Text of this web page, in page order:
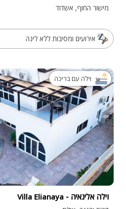
מישור החוף, אשדוד
אירועים ומסיבות ללא לינה
וילה עם בריכה
וילה אלינאיה - Villa Elianaya